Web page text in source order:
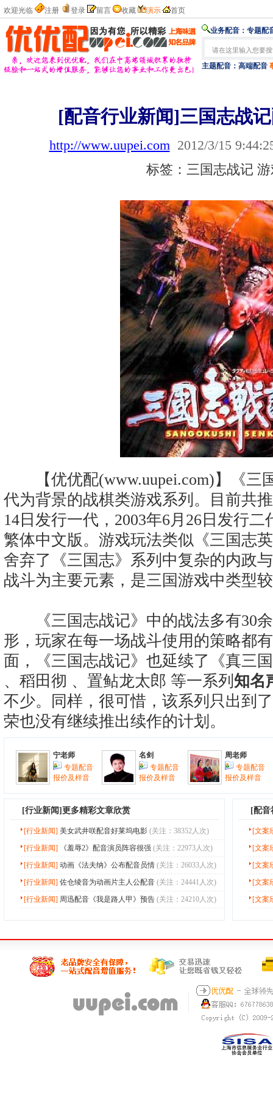
欢迎光临 注册 登录 留言 收藏 演示 首页
业务配音： 专题配
主题配音： 高端配音
[配音行业新闻]三国志战
http://www.uupei.com 2012/3/15
标签：三国志战记
【优优配(www.uupei.com)】《三
代为背景的战棋类游戏系列。目前共
14日发行一代，2003年6月26日发行
繁体中文版。游戏玩法类似《三国志
舍弃了《三国志》系列中复杂的内政
战斗为主要元素，是三国游戏中类型
《三国志战记》中的战法多有30余
形，玩家在每一场战斗使用的策略都
面，《三国志战记》也延续了《真三
、稻田彻 、置鲇龙太郎 等一系列 知名
不少。同样，很可惜，该系列只出到
荣也没有继续推出续作的计划。
宁老师
专题配音
报价及样音
名剑
专题配音
报价及样音
周老师
专题配音
报价及样音
[行业新闻]更多精彩文章欣赏
[行业新闻] 美女武井咲配音好莱坞电影 (关注：38352人次)
[行业新闻] 《羞辱2》配音演员阵容很强 (关注：22973人次)
[行业新闻] 动画《法夫纳》公布配音员情 (关注：26033人次)
[行业新闻] 佐仓绫音为动画片主人公配音 (关注：24441人次)
[行业新闻] 周迅配音《我是路人甲》预告 (关注：24210人次)
[配音
[文案
[文案
[文案
[文案
[文案